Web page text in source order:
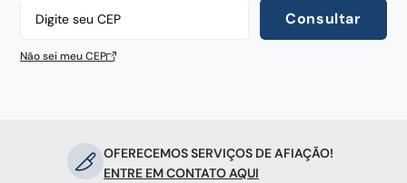
Consultar
Não sei meu CEP
OFERECEMOS SERVIÇOS DE AFIAÇÃO!
ENTRE EM CONTATO AQUI